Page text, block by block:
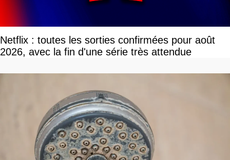
Netflix : toutes les sorties confirmées pour août
2026, avec la fin d'une série très attendue